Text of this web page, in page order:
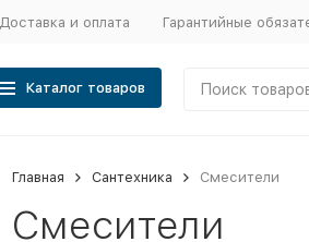
Доставка и оплата Гарантийные
Каталог товаров
Главная Сантехника Смесители
Смесители